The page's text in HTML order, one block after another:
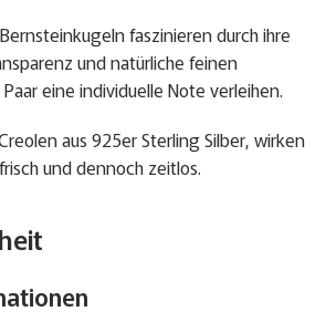
faszinieren durch ihre
und natürliche feinen
eine individuelle Note verleihen.
aus 925er Sterling Silber, wirken
und dennoch zeitlos.
zu tragen und verleihen jedem Outfit
und Eleganz – perfekt für alle, die